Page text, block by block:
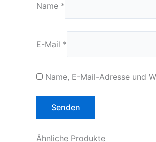
Name *
E-Mail *
Name, E-Mail-Adresse und
Ähnliche Produkte